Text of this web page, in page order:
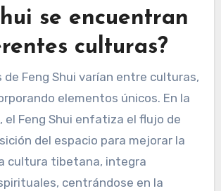
se encuentran
culturas?
de Feng Shui varían entre culturas,
elementos únicos. En la
el Feng Shui enfatiza el flujo de
del espacio para mejorar la
cultura tibetana, integra
centrándose en la